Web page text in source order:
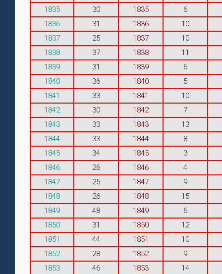
1835
30 1835
6
1836
31 1836
10
1837
25 1837
10
1838
37 1838
11
1839
31 1839
6
1840
36 1840
5
1841
33 1841
10
1842
30 1842
7
1843
33 1843
13
1844
33 1844
8
1845
34 1845
3
1846
26 1846
4
1847
25 1847
9
1848
26 1848
15
1849
48 1849
6
1850
31 1850
12
1851
44 1851
10
1852
28 1852
9
1853
46 1853
14